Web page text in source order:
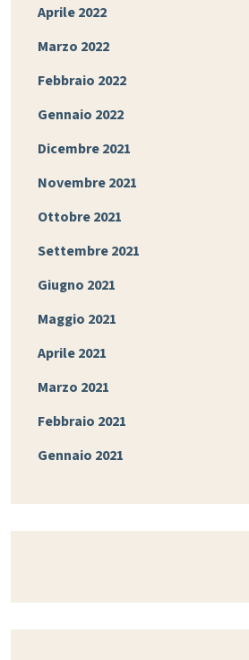
Aprile 2022
Marzo 2022
Febbraio 2022
Gennaio 2022
Dicembre 2021
Novembre 2021
Ottobre 2021
Settembre 2021
Giugno 2021
Maggio 2021
Aprile 2021
Marzo 2021
Febbraio 2021
Gennaio 2021